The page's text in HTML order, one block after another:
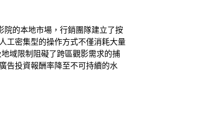
的本地市場，行銷團隊建立了按
工密集型的操作方式不僅消耗大量
域限制阻礙了跨區觀影需求的捕
告投資報酬率降至不可持續的水